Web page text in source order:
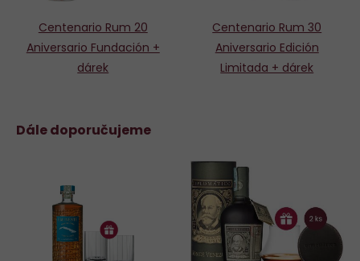
Centenario Rum 20
Aniversario Fundación +
dárek
Centenario Rum 30
Aniversario Edición
Limitada + dárek
Dále doporučujeme